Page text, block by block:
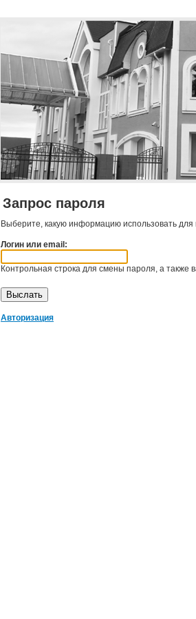
Запрос пароля
Выберите, какую информацию использовать
Логин или email:
Контрольная строка для смены пароля, а
Авторизация